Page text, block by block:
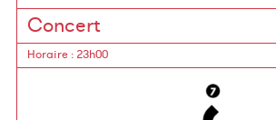
Concert
Horaire : 23h00